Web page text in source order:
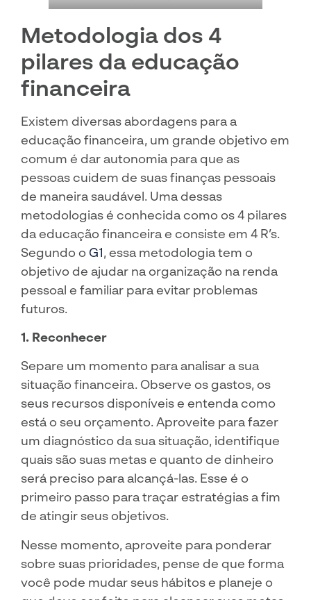
Metodologia dos 4
pilares da educação
financeira
Existem diversas abordagens para a
educação financeira, um grande objetivo em
comum é dar autonomia para que as
pessoas cuidem de suas finanças pessoais
de maneira saudável. Uma dessas
metodologias é conhecida como os 4 pilares
da educação financeira e consiste em 4 R’s.
Segundo o G1, essa metodologia tem o
objetivo de ajudar na organização na renda
pessoal e familiar para evitar problemas
futuros.
1. Reconhecer
Separe um momento para analisar a sua
situação financeira. Observe os gastos, os
seus recursos disponíveis e entenda como
está o seu orçamento. Aproveite para fazer
um diagnóstico da sua situação, identifique
quais são suas metas e quanto de dinheiro
será preciso para alcançá-las. Esse é o
primeiro passo para traçar estratégias a fim
de atingir seus objetivos.
Nesse momento, aproveite para ponderar
sobre suas prioridades, pense de que forma
você pode mudar seus hábitos e planeje o